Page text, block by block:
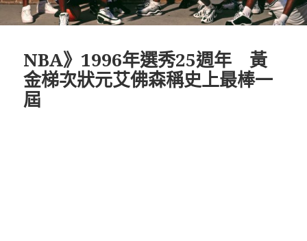
NBA》1996年選秀25週年 黃
金梯次狀元艾佛森稱史上最棒一
屆